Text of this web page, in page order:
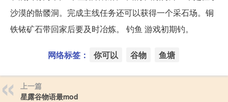
沙漠的骷髅洞。完成主线任务还可以获得一个采石场。铜
铁铱矿石带回家后要及时冶炼。 钓鱼 游戏初期钓。
网络标签： 你可以 谷物 鱼塘
上一篇
星露谷物语最mod